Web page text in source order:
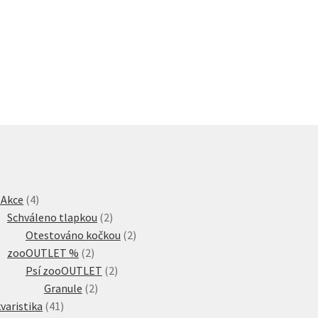
44
produkty
Schváleno tlapkou 22
produkty
Otestováno kočkou 22
zooOUTLET % 22
produkty
Psí zooOUTLET 22
Granule 22
4141